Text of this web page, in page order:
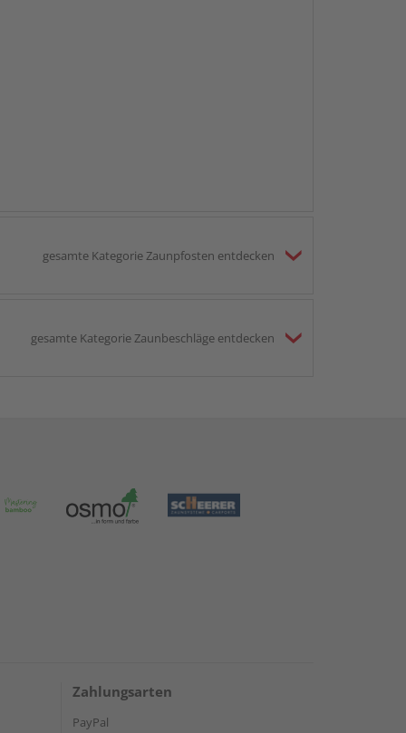
gesamte Kategorie Zaunpfosten entdecken
gesamte Kategorie Zaunbeschläge entdecken
Zahlungsarten
PayPal